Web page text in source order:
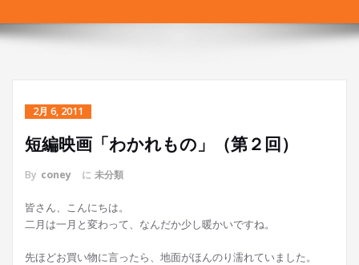
替
2月 6, 2011
短編映画「わかれもの」（第２回）
By coney に 未分類
皆さん、こんにちは。
二月は一月と変わって、なんだか少し暖かいですね。
先ほどお買い物に言ったら、地面がほんのり濡れていました。